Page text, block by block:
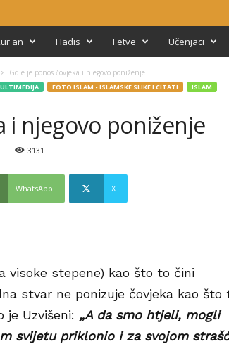
Hadis Fetve Učenjaci
Gdje je ponos čovjeka i njegovo poniženje
FOTO ISLAM - ISLAMSKE SLIKE I CITATI
ISLAM
i njegovo poniženje
3131
WhatsApp X
visoke stepene) kao što to čini
stvar ne ponizuje čovjeka kao što
je Uzvišeni: „A da smo htjeli, mogli
svijetu priklonio i za svojom